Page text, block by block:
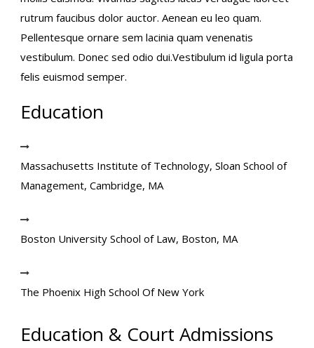
rutrum faucibus dolor auctor. Aenean eu leo quam.
Pellentesque ornare sem lacinia quam venenatis
vestibulum. Donec sed odio dui.Vestibulum id ligula porta
felis euismod semper.
Education
Massachusetts Institute of Technology, Sloan School of
Management, Cambridge, MA
Boston University School of Law, Boston, MA
The Phoenix High School Of New York
Education & Court Admissions